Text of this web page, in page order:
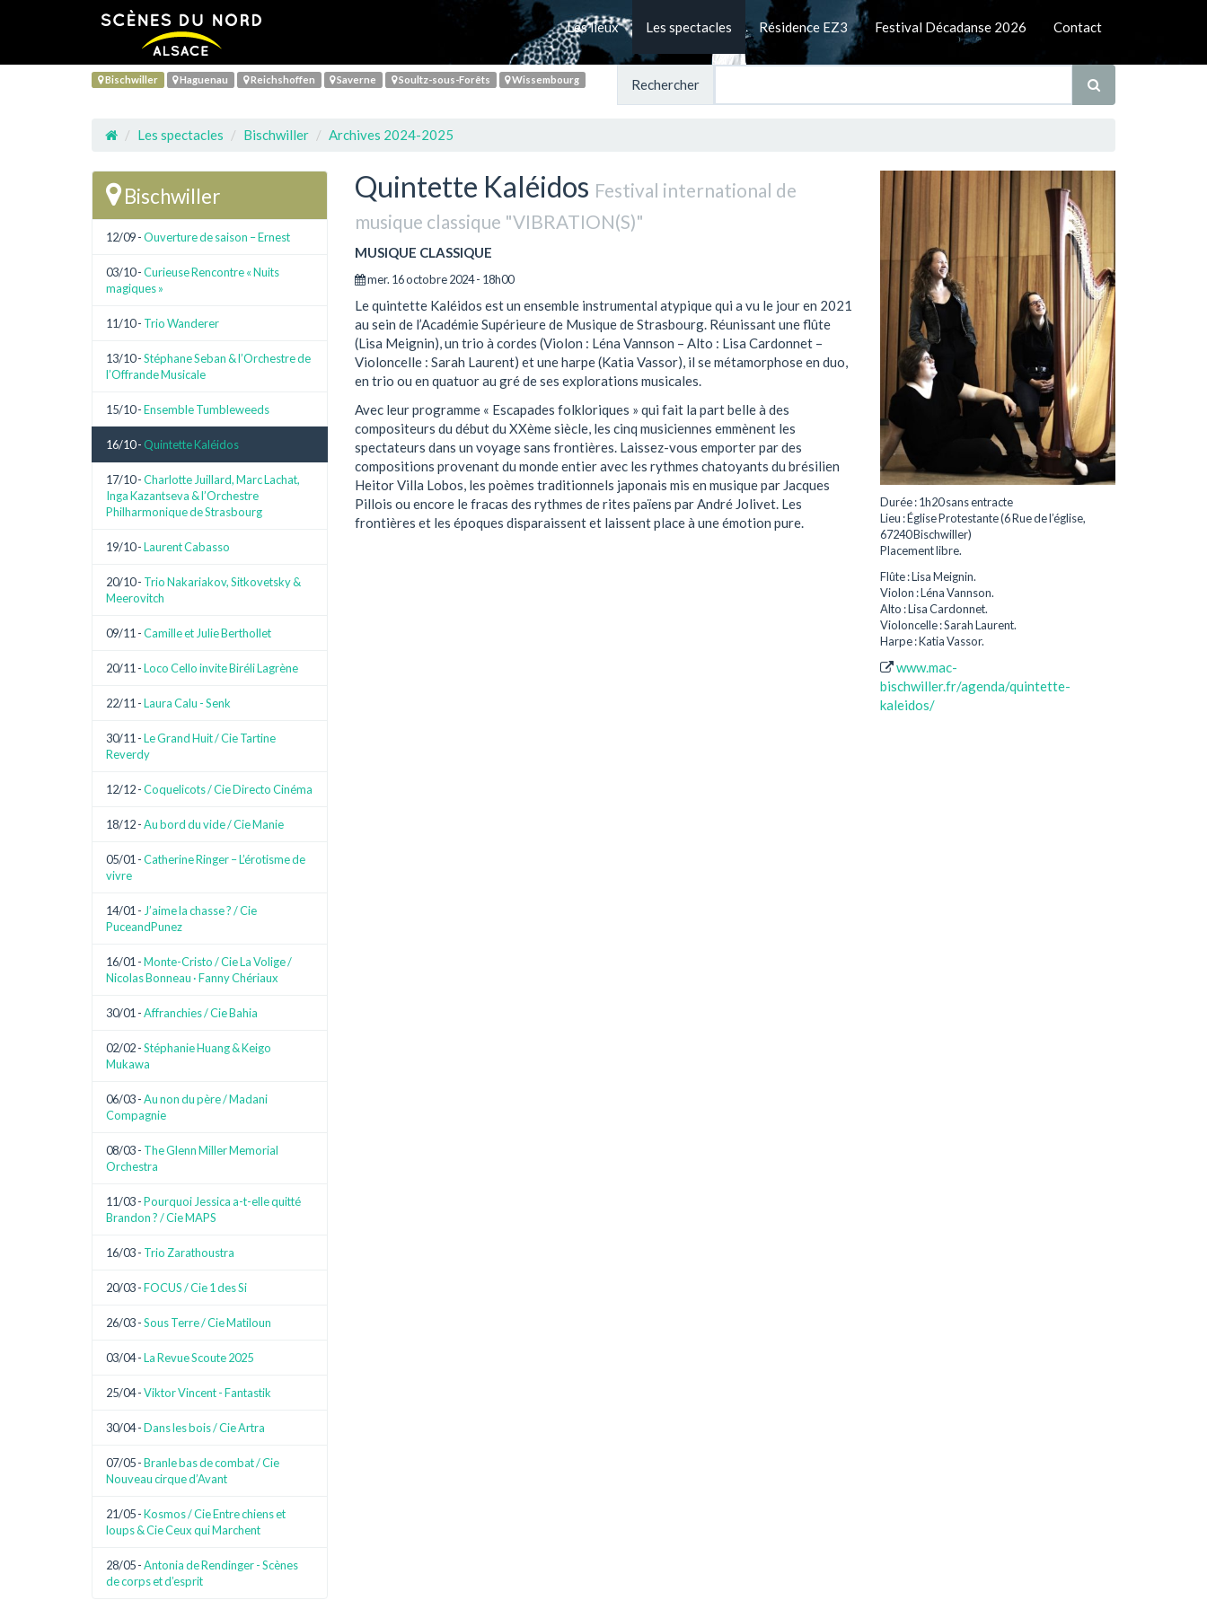
Les lieux Les spectacles Résidence EZ3 Festival Décadanse 2026 Contact
Bischwiller Haguenau Reichshoffen Saverne Soultz-sous-Forêts Wissembourg Rechercher
Les spectacles Bischwiller Archives 2024-2025
Quintette Kaléidos Festival international de
musique classique "VIBRATION(S)"
MUSIQUE CLASSIQUE
mer. 16 octobre 2024 - 18h00
Le quintette Kaléidos est un ensemble instrumental atypique qui a vu le jour en 2021
au sein de l’Académie Supérieure de Musique de Strasbourg. Réunissant une flûte
(Lisa Meignin), un trio à cordes (Violon : Léna Vannson – Alto : Lisa Cardonnet –
Violoncelle : Sarah Laurent) et une harpe (Katia Vassor), il se métamorphose en duo,
en trio ou en quatuor au gré de ses explorations musicales.
Avec leur programme « Escapades folkloriques » qui fait la part belle à des
compositeurs du début du XXème siècle, les cinq musiciennes emmènent les
spectateurs dans un voyage sans frontières. Laissez-vous emporter par des
compositions provenant du monde entier avec les rythmes chatoyants du brésilien
Heitor Villa Lobos, les poèmes traditionnels japonais mis en musique par Jacques
Pillois ou encore le fracas des rythmes de rites païens par André Jolivet. Les
frontières et les époques disparaissent et laissent place à une émotion pure.
Durée : 1h20 sans entracte
Lieu : Église Protestante (6 Rue de l’église,
67240 Bischwiller)
Placement libre.
Flûte : Lisa Meignin.
Violon : Léna Vannson.
Alto : Lisa Cardonnet.
Violoncelle : Sarah Laurent.
Harpe : Katia Vassor.
www.mac-
bischwiller.fr/agenda/quintette-
kaleidos/
Bischwiller
12/09 -Ouverture de saison – Ernest
03/10 -Curieuse Rencontre « Nuits
magiques »
11/10 - Trio Wanderer
13/10 -Stéphane Seban & l’Orchestre de
l’Offrande Musicale
15/10 -Ensemble Tumbleweeds
16/10 - Quintette Kaléidos
17/10 -Charlotte Juillard, Marc Lachat,
Inga Kazantseva & l’Orchestre
Philharmonique de Strasbourg
19/10 -Laurent Cabasso
20/10 - Trio Nakariakov, Sitkovetsky &
Meerovitch
09/11 -Camille et Julie Berthollet
20/11 -Loco Cello invite Biréli Lagrène
22/11 -Laura Calu - Senk
30/11 -Le Grand Huit / Cie Tartine
Reverdy
12/12 -Coquelicots / Cie Directo Cinéma
18/12 -Au bord du vide / Cie Manie
05/01 -Catherine Ringer – L’érotisme de
vivre
14/01 - J’aime la chasse ? / Cie
PuceandPunez
16/01 -Monte-Cristo / Cie La Volige /
Nicolas Bonneau · Fanny Chériaux
30/01 -Affranchies / Cie Bahia
02/02 -Stéphanie Huang & Keigo
Mukawa
06/03 -Au non du père / Madani
Compagnie
08/03 - The Glenn Miller Memorial
Orchestra
11/03 -Pourquoi Jessica a-t-elle quitté
Brandon ? / Cie MAPS
16/03 - Trio Zarathoustra
20/03 -FOCUS / Cie 1 des Si
26/03 -Sous Terre / Cie Matiloun
03/04 -La Revue Scoute 2025
25/04 -Viktor Vincent - Fantastik
30/04 -Dans les bois / Cie Artra
07/05 -Branle bas de combat / Cie
Nouveau cirque d’Avant
21/05 -Kosmos / Cie Entre chiens et
loups & Cie Ceux qui Marchent
28/05 -Antonia de Rendinger - Scènes
de corps et d’esprit